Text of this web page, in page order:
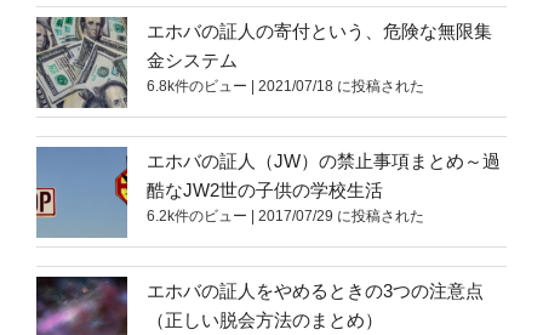
エホバの証人の寄付という、危険な無限集
金システム
6.8k件のビュー | 2021/07/18 に投稿された
エホバの証人（JW）の禁止事項まとめ～過
酷なJW2世の子供の学校生活
6.2k件のビュー | 2017/07/29 に投稿された
エホバの証人をやめるときの3つの注意点
（正しい脱会方法のまとめ）